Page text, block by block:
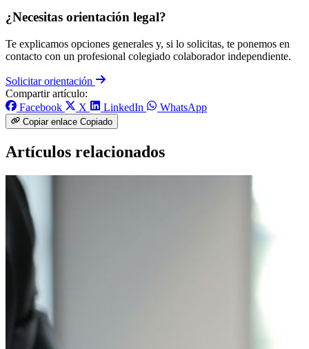
¿Necesitas orientación legal?
Te explicamos opciones generales y, si lo solicitas, te ponemos en
contacto con un profesional colegiado colaborador independiente.
Solicitar orientación
Compartir artículo:
Facebook
X LinkedIn WhatsApp
Copiar enlace Copiado
Artículos relacionados